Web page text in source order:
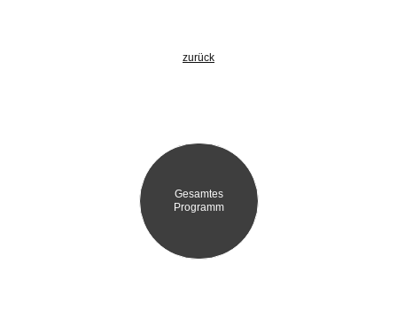
zurück
Gesamtes
Programm